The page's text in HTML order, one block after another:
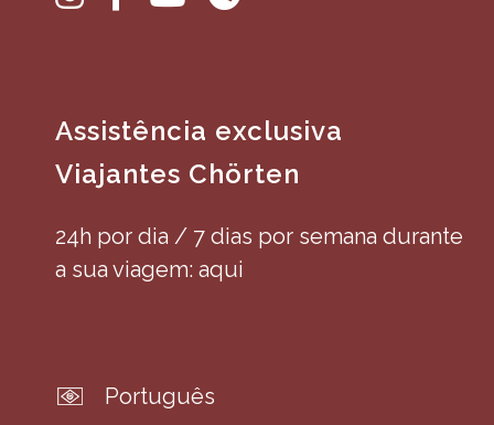
Assistência exclusiva
Viajantes Chörten
24h por dia / 7 dias por semana durante
a sua viagem: aqui
Português